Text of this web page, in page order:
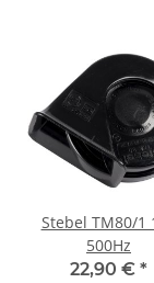
Stebel TM80/1
500Hz
22,90 € *